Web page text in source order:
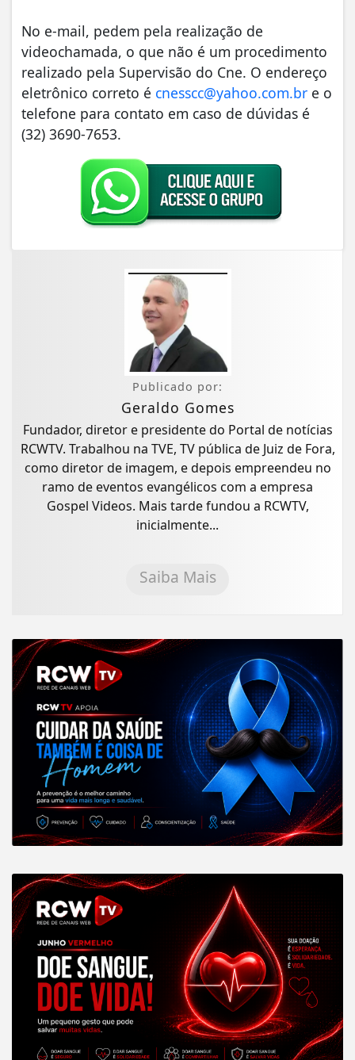
No e-mail, pedem pela realização de
videochamada, o que não é um procedimento
realizado pela Supervisão do Cne. O endereço
eletrônico correto é cnesscc@yahoo.com.br e o
telefone para contato em caso de dúvidas é
(32) 3690-7653.
Publicado por:
Geraldo Gomes
Fundador, diretor e presidente do Portal de notícias
RCWTV. Trabalhou na TVE, TV pública de Juiz de Fora,
como diretor de imagem, e depois empreendeu no
ramo de eventos evangélicos com a empresa
Gospel Videos. Mais tarde fundou a RCWTV,
inicialmente...
Saiba Mais